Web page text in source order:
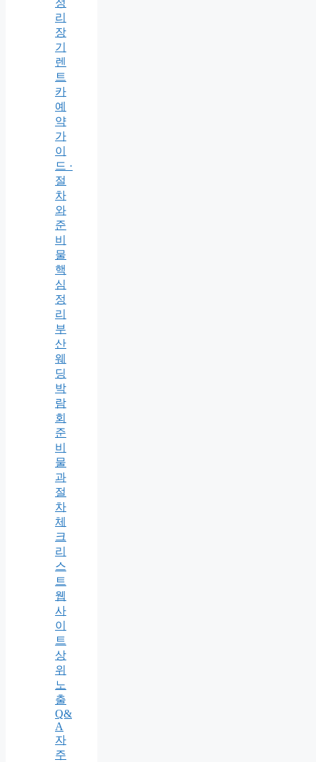
정
리
장
기
렌
트
카
예
약
가
이
드 ·
절
차
와
준
비
물
핵
심
정
리
부
산
웨
딩
박
람
회
준
비
물
과
절
차
체
크
리
스
트
웹
사
이
트
상
위
노
출
Q&
A
자
주